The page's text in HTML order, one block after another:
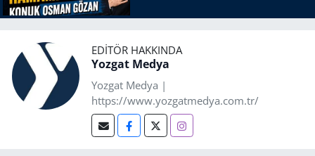
EDITÖR HAKKINDA
Yozgat Medya
Yozgat Medya |
https://www.yozgatmedya.com.tr/